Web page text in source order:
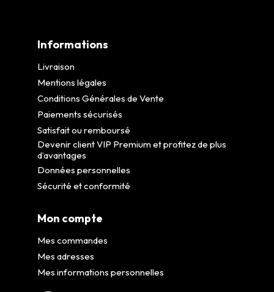
Informations
Livraison
Mentions légales
Conditions Générales de Vente
Paiements sécurisés
Satisfait ou remboursé
Devenir client VIP Premium et profitez de plus
d’avantages
Données personnelles
Sécurité et conformité
Mon compte
Mes commandes
Mes adresses
Mes informations personnelles